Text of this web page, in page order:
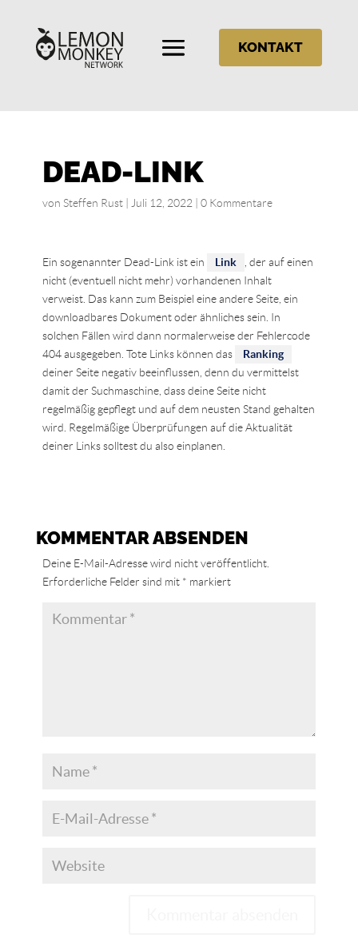
KONTAKT
DEAD-LINK
von Steffen Rust| Juli 12, 2022 0 Kommentare
Ein sogenannter Dead-Link ist ein Link
, der auf einen
nicht (eventuell nicht mehr) vorhandenen Inhalt
verweist. Das kann zum Beispiel eine andere Seite, ein
downloadbares Dokument oder ähnliches sein. In
solchen Fällen wird dann normalerweise der Fehlercode
404 ausgegeben. Tote Links können das
Ranking
deiner Seite negativ beeinflussen, denn du vermittelst
damit der Suchmaschine, dass deine Seite nicht
regelmäßig gepflegt und auf dem neusten Stand gehalten
wird. Regelmäßige Überprüfungen auf die Aktualität
deiner Links solltest du also einplanen.
KOMMENTAR ABSENDEN
Deine E-Mail-Adresse wird nicht veröffentlicht.
Erforderliche Felder sind mit * markiert